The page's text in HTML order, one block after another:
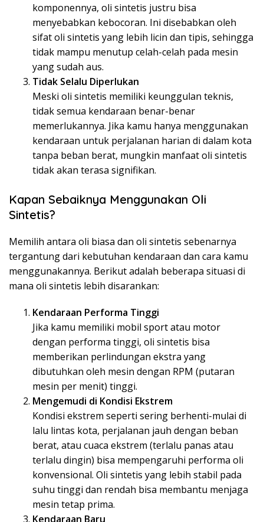
komponennya, oli sintetis justru bisa
menyebabkan kebocoran. Ini disebabkan oleh
sifat oli sintetis yang lebih licin dan tipis, sehingga
tidak mampu menutup celah-celah pada mesin
yang sudah aus.
Tidak Selalu Diperlukan
Meski oli sintetis memiliki keunggulan teknis,
tidak semua kendaraan benar-benar
memerlukannya. Jika kamu hanya menggunakan
kendaraan untuk perjalanan harian di dalam kota
tanpa beban berat, mungkin manfaat oli sintetis
tidak akan terasa signifikan.
Kapan Sebaiknya Menggunakan Oli
Sintetis?
Memilih antara oli biasa dan oli sintetis sebenarnya
tergantung dari kebutuhan kendaraan dan cara kamu
menggunakannya. Berikut adalah beberapa situasi di
mana oli sintetis lebih disarankan:
Kendaraan Performa Tinggi
Jika kamu memiliki mobil sport atau motor
dengan performa tinggi, oli sintetis bisa
memberikan perlindungan ekstra yang
dibutuhkan oleh mesin dengan RPM (putaran
mesin per menit) tinggi.
Mengemudi di Kondisi Ekstrem
Kondisi ekstrem seperti sering berhenti-mulai di
lalu lintas kota, perjalanan jauh dengan beban
berat, atau cuaca ekstrem (terlalu panas atau
terlalu dingin) bisa mempengaruhi performa oli
konvensional. Oli sintetis yang lebih stabil pada
suhu tinggi dan rendah bisa membantu menjaga
mesin tetap prima.
Kendaraan Baru